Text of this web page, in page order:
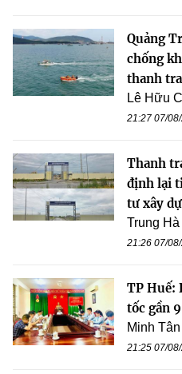
Quảng
chống
thanh tra
Lê Hữu
21:27 07/
Thanh
định lại
tư xây
Trung Hà
21:26 07/
TP Huế:
tốc gần
Minh Tân
21:25 07/